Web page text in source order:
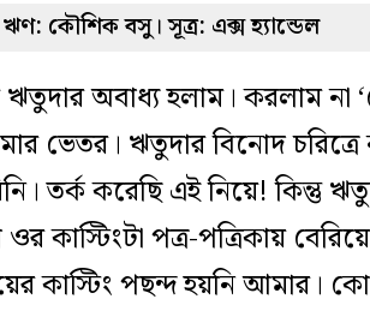
কৌশিক বসু। সূত্র: এক্স হ্যান্ডেল
অবাধ্য হলাম। করলাম না
ঋতুদার বিনোদ চরিত্রে
তর্ক করেছি এই নিয়ে! কিন্তু
কাস্টিংটা পত্র-পত্রিকায়
কাস্টিং পছন্দ হয়নি আমার।